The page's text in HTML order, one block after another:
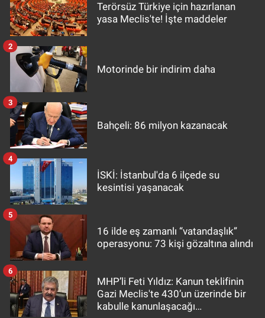
Terörsüz Türkiye için hazırlanan
yasa Meclis'te! İşte maddeler
Motorinde bir indirim daha
2
Bahçeli: 86 milyon kazanacak
3
İSKİ: İstanbul'da 6 ilçede su
kesintisi yaşanacak
4
16 ilde eş zamanlı “vatandaşlık”
operasyonu: 73 kişi gözaltına alındı
5
MHP’li Feti Yıldız: Kanun teklifinin
Gazi Meclis'te 430’un üzerinde bir
kabulle kanunlaşacağı
6